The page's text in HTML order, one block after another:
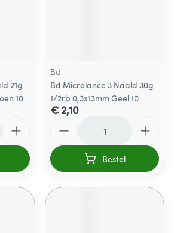
21g
10
Bd
Bd Microlance 3 Naald 30g
1/2rb 0,3x13mm Geel 10
€ 2,10
Bestel